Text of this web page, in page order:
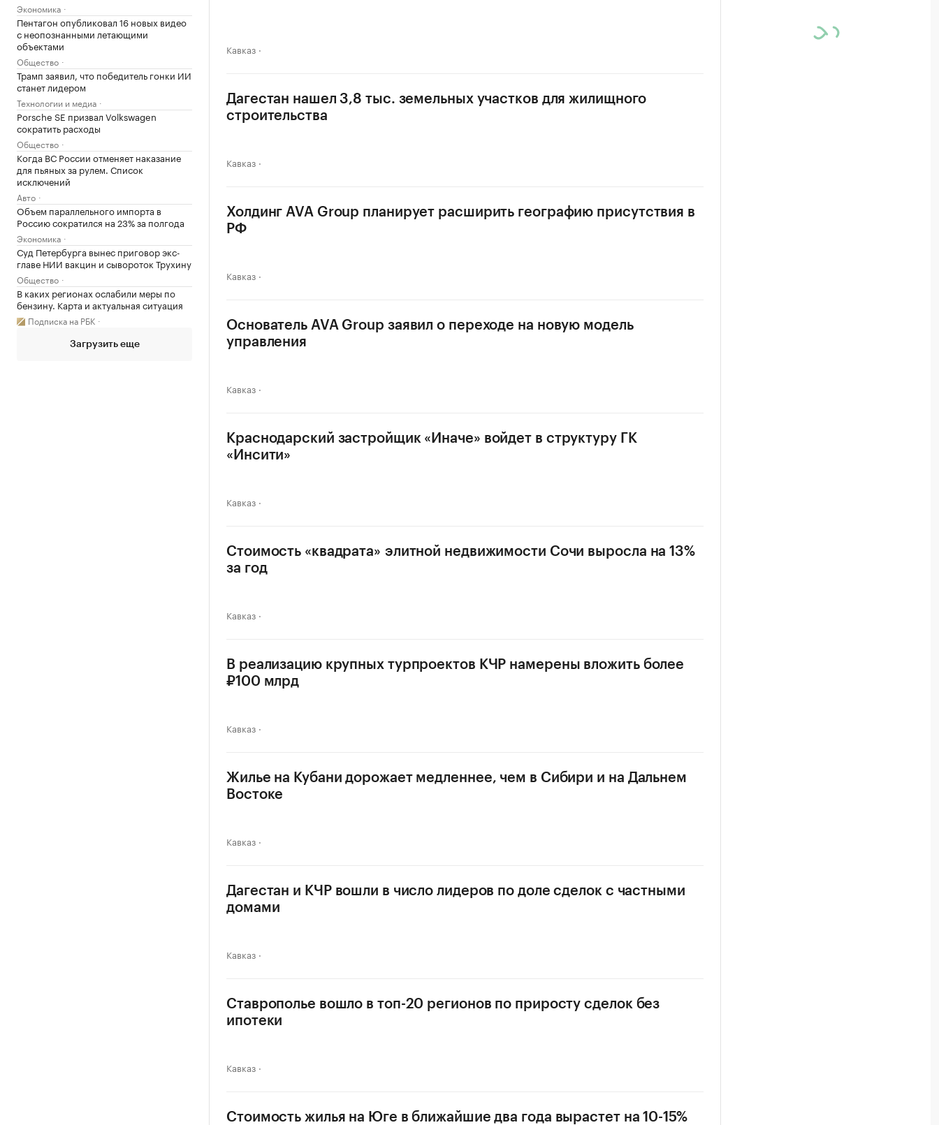
Экономика
Пентагон опубликовал 16 новых видео
с неопознанными летающими
объектами
Общество
Трамп заявил, что победитель гонки ИИ
станет лидером
Технологии и медиа
Porsche SE призвал Volkswagen
сократить расходы
Общество
Когда ВС России отменяет наказание
для пьяных за рулем. Список
исключений
Авто
Объем параллельного импорта в
Россию сократился на 23% за полгода
Экономика
Суд Петербурга вынес приговор экс-
главе НИИ вакцин и сывороток Трухину
Общество
В каких регионах ослабили меры по
бензину. Карта и актуальная ситуация
Подписка на РБК
Загрузить еще
Кавказ
Дагестан нашел 3,8 тыс. земельных участков для жилищного
строительства
Кавказ
Холдинг AVA Group планирует расширить географию присутствия в
РФ
Кавказ
Основатель AVA Group заявил о переходе на новую модель
управления
Кавказ
Краснодарский застройщик «Иначе» войдет в структуру ГК
«Инсити»
Кавказ
Стоимость «квадрата» элитной недвижимости Сочи выросла на 13%
за год
Кавказ
В реализацию крупных турпроектов КЧР намерены вложить более
₽100 млрд
Кавказ
Жилье на Кубани дорожает медленнее, чем в Сибири и на Дальнем
Востоке
Кавказ
Дагестан и КЧР вошли в число лидеров по доле сделок с частными
домами
Кавказ
Ставрополье вошло в топ-20 регионов по приросту сделок без
ипотеки
Кавказ
Стоимость жилья на Юге в ближайшие два года вырастет на 10-15%